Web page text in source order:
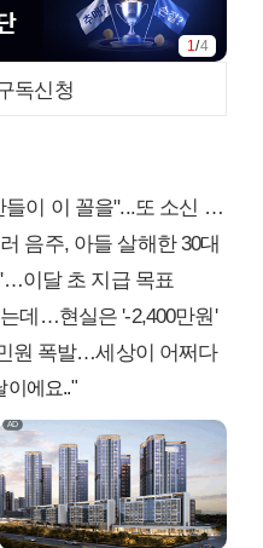
1 /4
독신청
이 꼴을"...또 소신 발언
음주, 아들 살해한 30대
이달 초 지급 목표
데…현실은 '-2,400만원'
원 폭발…세상이 어쩌다
이에요.."